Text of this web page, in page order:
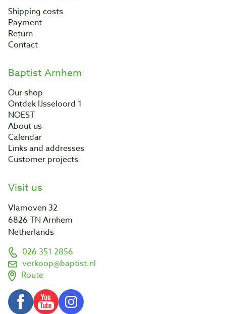
Shipping costs
Payment
Return
Contact
Baptist Arnhem
Our shop
Ontdek IJsseloord 1
NOEST
About us
Calendar
Links and addresses
Customer projects
Visit us
Vlamoven 32
6826 TN Arnhem
Netherlands
026 351 2856
verkoop@baptist.nl
Route